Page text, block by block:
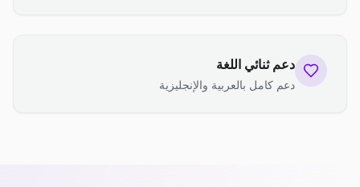
دعم ثنائي اللغة
دعم كامل بالعربية والإنجليزية